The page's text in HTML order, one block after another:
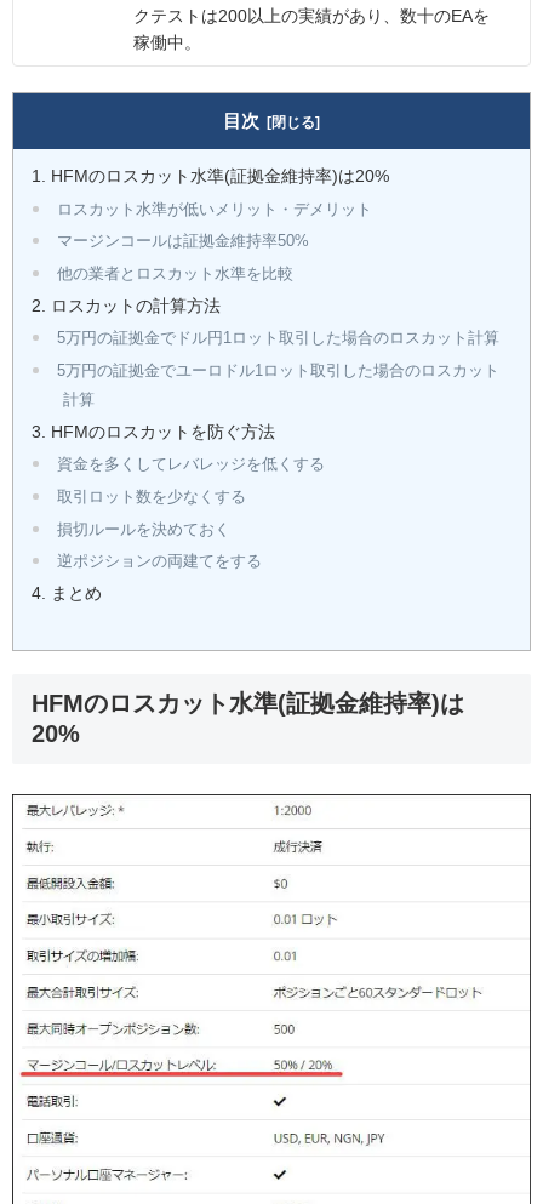
クテストは200以上の実績があり、数十のEAを
稼働中。
目次
HFMのロスカット水準(証拠金維持率)は20%
ロスカット水準が低いメリット・デメリット
マージンコールは証拠金維持率50%
他の業者とロスカット水準を比較
ロスカットの計算方法
5万円の証拠金でドル円1ロット取引した場合のロスカット計算
5万円の証拠金でユーロドル1ロット取引した場合のロスカット
計算
HFMのロスカットを防ぐ方法
資金を多くしてレバレッジを低くする
取引ロット数を少なくする
損切ルールを決めておく
逆ポジションの両建てをする
まとめ
HFMのロスカット水準(証拠金維持率)は
20%